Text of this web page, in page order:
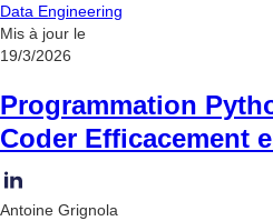
Data Engineering
Mis à jour le
19/3/2026
Programmation
Coder Efficacement
Antoine Grignola